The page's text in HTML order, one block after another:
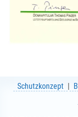
Schutzkonzept